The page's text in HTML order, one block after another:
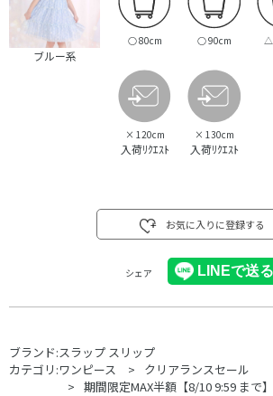
ブルー系
○80cm ○90cm △
× 120cm
入荷ﾘｸｴｽﾄ
× 130cm
入荷ﾘｸｴｽﾄ
お気に入りに登録する
シェア
ブランド:スラップ スリップ
カテゴリ:ワンピース
クリアランスセール
期間限定MAX半額【8/10 9:59 まで】